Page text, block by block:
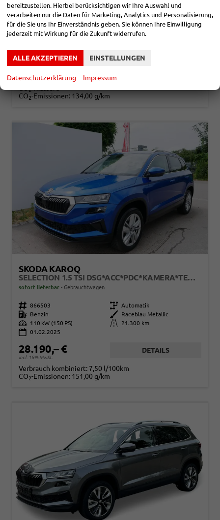
unverbindliche Lieferzeit: ca. 3-6 Monate Neuwagen
Fahrzeugnr. 860244 Getriebe Schalt. 6-Gang
Kraftstoff Benzin Leistung 85 kW (116 PS)
28.090,– € DETAILS
Verbrauch kombiniert:5,90 l/100km
CO2-Klasse:D
CO2-Emissionen: 134,00 g/km
SKODA KAROQ
SELECTION 1.5 TSI DSG*ACC*PDC*KAMERA*TEMPOMAT*LED*SMARTLINK*KLIMA*RADIO*17-ZOLL
sofort lieferbar Gebrauchtwagen
Fahrzeugnr. 866503 Getriebe Automatik
Kraftstoff
Benzin Außenfarbe
Raceblau Metallic
Leistung
110 kW (150 PS) Kilometerstand
21.300 km
01.02.2025
28.190,– €
incl. 19% MwSt.
DETAILS
Verbrauch kombiniert: 7,50 l/100km
CO2-Emissionen: 151,00 g/km
bereitzustellen. Hierbei berücksichtigen wir Ihre Auswahl und
verarbeiten nur die Daten für Marketing, Analytics und Personalisierung,
für die Sie uns Ihr Einverständnis geben. Sie können Ihre Einwilligung
jederzeit mit Wirkung für die Zukunft widerrufen.
ALLE AKZEPTIEREN EINSTELLUNGEN
Datenschutzerklärung Impressum